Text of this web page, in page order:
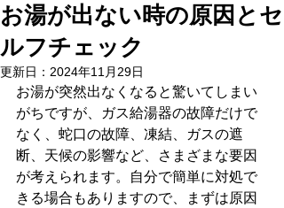
お湯が出ない時の原因とセ
ルフチェック
更新日： 2024年11月29日
お湯が突然出なくなると驚いてしまい
がちですが、ガス給湯器の故障だけで
なく、蛇口の故障、凍結、ガスの遮
断、天候の影響など、さまざまな要因
が考えられます。自分で簡単に対処で
きる場合もありますので、まずは原因